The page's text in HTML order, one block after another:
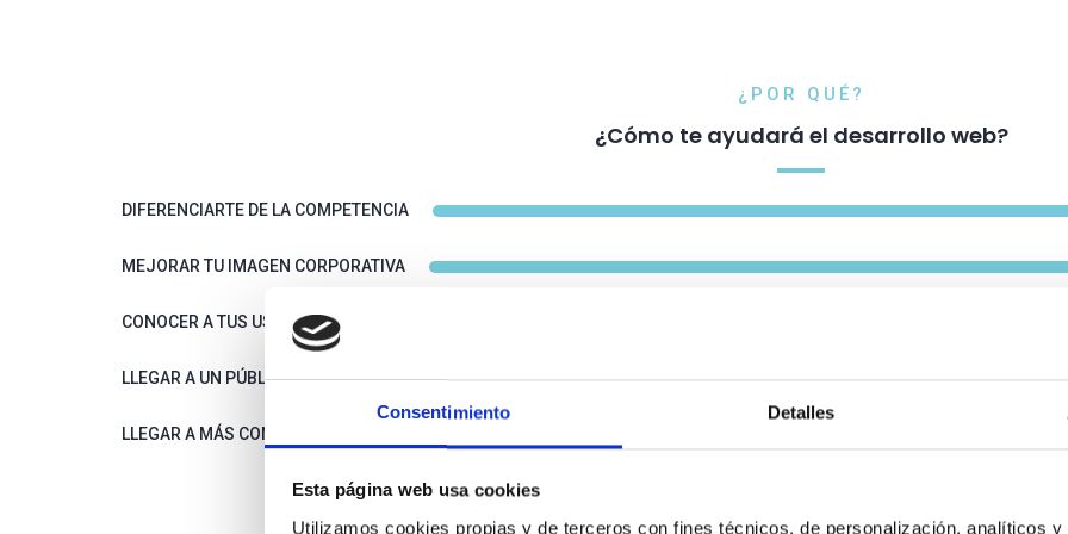
Consentimiento Detalles
Esta página web usa cookies
Utilizamos cookies propias y de terceros con fines técnicos, de personalización, analíticos
¿POR QUÉ?
¿Cómo te ayudará el desarrollo web?
DIFERENCIARTE DE LA COMPETENCIA
MEJORAR TU IMAGEN CORPORATIVA
CONOCER A TUS USUARIOS Y SU COMPORTAMIENTO
LLEGAR A UN PÚBLICO MÁS AMPLIO A BAJO COSTE
LLEGAR A MÁS CONSUMIDORES POTENCIALES A TRAVÉS DE GOOGLE